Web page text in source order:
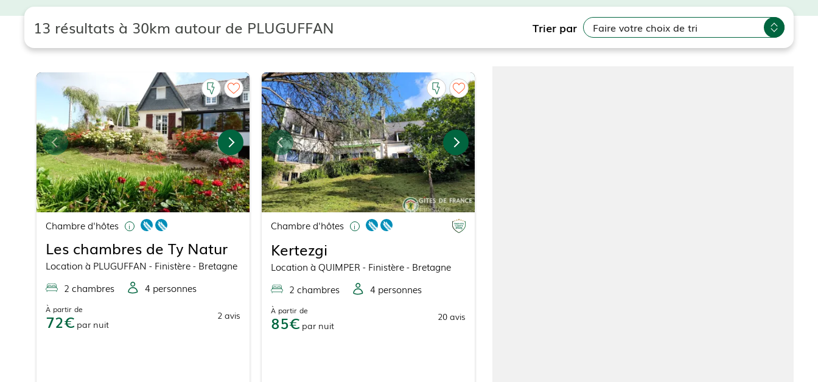
13 résultats à 30km autour de PLUGUFFAN Trier par
Chambre d'hôtes
Les chambres de Ty Natur
Location à PLUGUFFAN - Finistère - Bretagne
2 chambres 4personnes
À partir de
72 par nuit
2 avis
Chambre d'hôtes
Kertezgi
Location à QUIMPER - Finistère - Bretagne
2 chambres 4personnes
À partir de
85 par nuit
20avis